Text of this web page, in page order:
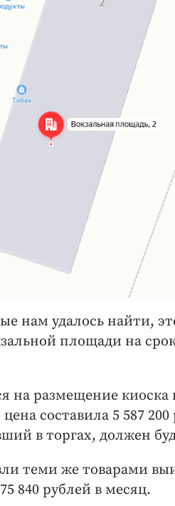
нам удалось найти,
площади на срок
на размещение
составила 5 587
в торгах, должен
теми же товарами
840 рублей в месяц.